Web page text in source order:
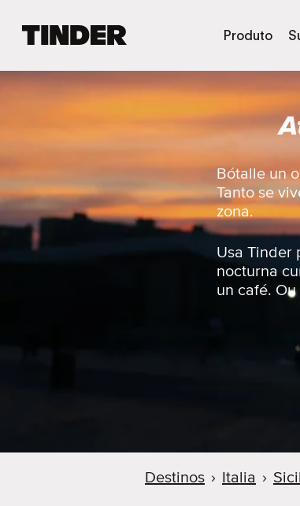
d
m
Produto
Bótalle un
Tanto se
zona.
Usa Tinder
nocturna
un café.
Destinos › Italia ›